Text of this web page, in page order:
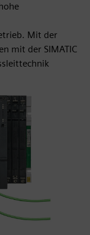
Mit der
mit der SIMATIC